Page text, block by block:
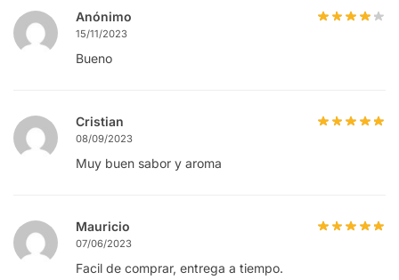
Anónimo
15/11/2023
Bueno
Cristian
08/09/2023
Muy buen sabor y aroma
Mauricio
07/06/2023
Facil de comprar, entrega a tiempo.